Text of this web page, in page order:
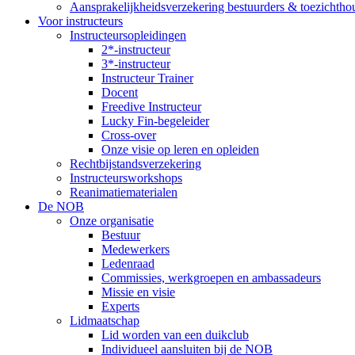
Aansprakelijkheidsverzekering bestuurders &
Voor instructeurs
Instructeursopleidingen
2*-instructeur
3*-instructeur
Instructeur Trainer
Docent
Freedive Instructeur
Lucky Fin-begeleider
Cross-over
Onze visie op leren en opleiden
Rechtbijstandsverzekering
Instructeursworkshops
Reanimatiematerialen
De NOB
Onze organisatie
Bestuur
Medewerkers
Ledenraad
Commissies, werkgroepen en ambassadeurs
Missie en visie
Experts
Lidmaatschap
Lid worden van een duikclub
Individueel aansluiten bij de NOB